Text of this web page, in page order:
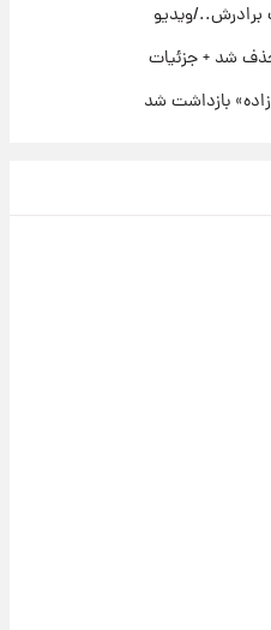
برادرش../ویدیو
شد + جزئیات
بازداشت شد